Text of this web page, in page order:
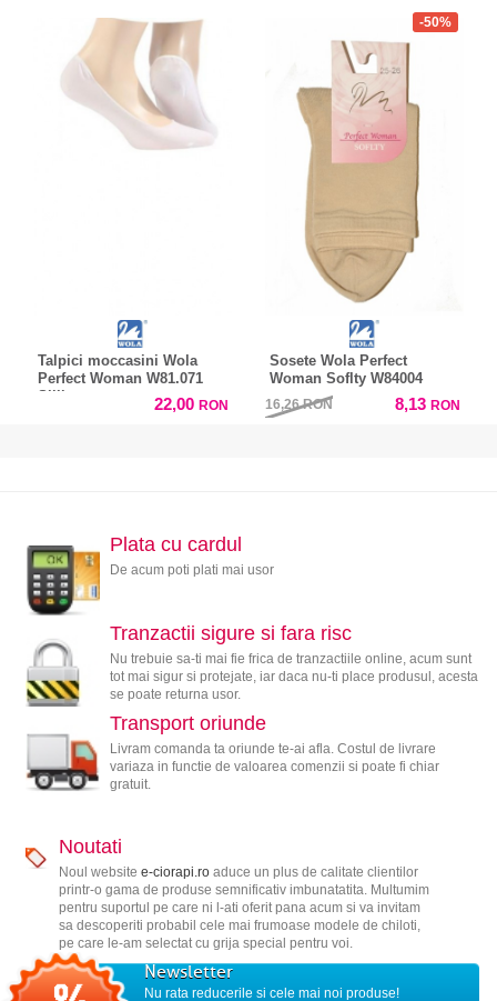
Talpici moccasini Wola
Perfect Woman W81.071
Silikon
22,00 RON
-50%
Sosete Wola Perfect
Woman Soflty W84004
16,26RON 8,13 RON
Plata cu cardul
De acum poti plati mai usor
Tranzactii sigure si fara risc
Nu trebuie sa-ti mai fie frica de tranzactiile online, acum sunt
tot mai sigur si protejate, iar daca nu-ti place produsul, acesta
se poate returna usor.
Transport oriunde
Livram comanda ta oriunde te-ai afla. Costul de livrare
variaza in functie de valoarea comenzii si poate fi chiar
gratuit.
Noutati
Noul website e-ciorapi.roaduce un plus de calitate clientilor
printr-o gama de produse semnificativ imbunatatita. Multumim
pentru suportul pe care ni l-ati oferit pana acum si va invitam
sa descoperiti probabil cele mai frumoase modele de chiloti,
pe care le-am selectat cu grija special pentru voi.
Newsletter
Nu rata reducerile si cele mai noi produse!